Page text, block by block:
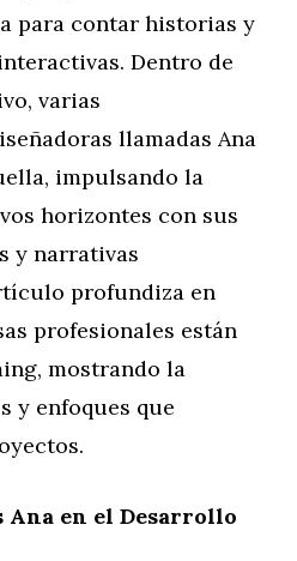
para contar historias y
Dentro de
varias
llamadas Ana
impulsando la
horizontes con sus
y narrativas
profundiza en
profesionales están
mostrando la
y enfoques que
Ana en el Desarrollo